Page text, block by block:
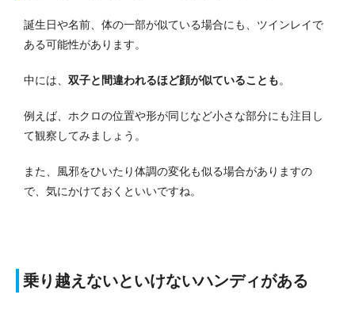
誕生日や名前、体の一部が似ている場合にも、ツインレイで
ある可能性があります。
中には、 双子と間違われるほど顔が似ていることも。
例えば、ホクロの位置や形が同じなど小さな部分にも注目し
て観察してみましょう。
また、風邪をひいたり体調の変化も似る場合がありますの
で、気にかけておくといいですね。
乗り越えないといけないハンディがある